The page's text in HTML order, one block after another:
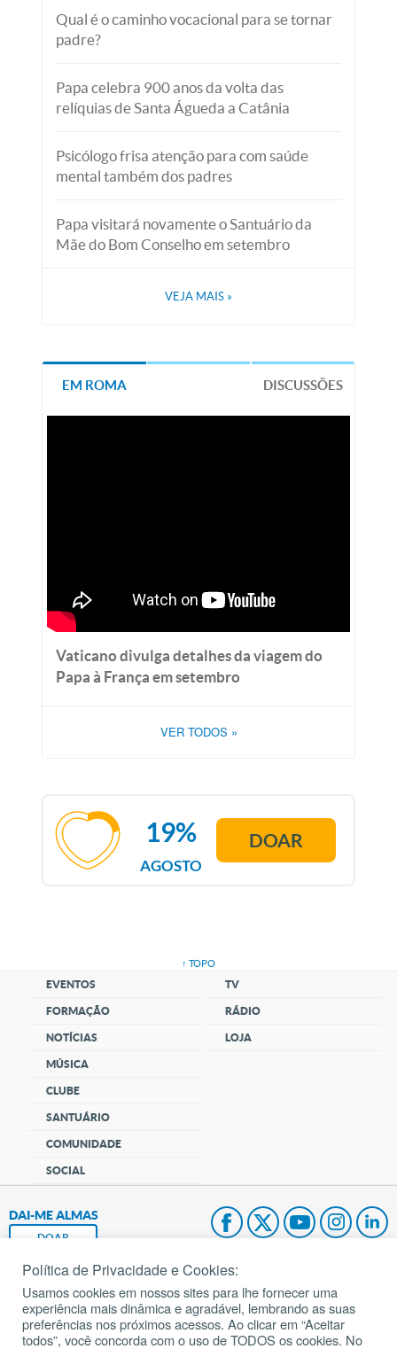
Qual é o caminho vocacional para se tornar
padre?
Papa celebra 900 anos da volta das
relíquias de Santa Águeda a Catânia
Psicólogo frisa atenção para com saúde
mental também dos padres
Papa visitará novamente o Santuário da
Mãe do Bom Conselho em setembro
VEJA MAIS »
EM ROMA DISCUSSÕES
Vaticano divulga detalhes da viagem do
Papa à França em setembro
VER TODOS »
AGOSTO
19% DOAR
↑ TOPO
EVENTOS
FORMAÇÃO
NOTÍCIAS
MÚSICA
CLUBE
SANTUÁRIO
COMUNIDADE
SOCIAL
TV
RÁDIO
LOJA
DAI-ME ALMAS
DOAR
Fundação João Paulo II
Pedido de Oração
Política de Privacidade e Cookies:
Usamos cookies em nossos sites para lhe fornecer uma
experiência mais dinâmica e agradável, lembrando as suas
preferências nos próximos acessos. Ao clicar em “Aceitar
todos”, você concorda com o uso de TODOS os cookies. No